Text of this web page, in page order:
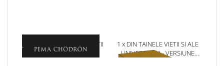
1 x CURAJ IN FATA MORTII
1 x DIN TAINELE VIETII SI ALE
UNIVERSULUI - VERSIUNE